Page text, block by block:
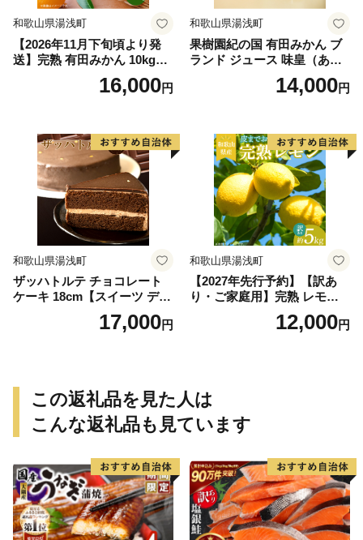
和歌山県湯浅町
【2026年11月下旬頃より発
送】完熟 有田みかん 10kg_G
16,000円
和歌山県湯浅町
果樹園紀の国 有田みかん ブ
ランド ジュース 味皇（あじ
おう）720ml×3本 セット【和
歌山 みかんジュース ミカン
14,000円
和歌山県湯浅町
ザッハトルテ チョコレート
ケーキ 18cm【スイーツ デザ
ート ケーキ ギフト プレゼン
ト 冷凍 6号】_AS6001n
17,000円
和歌山県湯浅町
【2027年先行予約】【訳あ
り・ご家庭用】完熟 レモン 5
kg 皮まで使用可能（栽培期
間中農薬不使用）_EA6023n
12,000円
この返礼品を見た人は
こんな返礼品も見ています